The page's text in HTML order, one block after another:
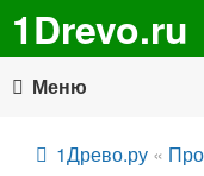
1Drevo.ru
Меню
1Древо.ру «